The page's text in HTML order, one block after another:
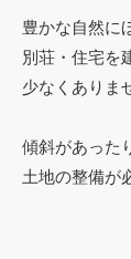
豊かな自然に
別荘・住宅を
少なくありま
傾斜があった
土地の整備が